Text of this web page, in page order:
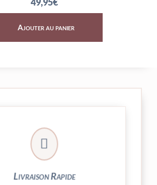
Ajouter au panier

Livraison Rapide
Votre commande est expédiée sous
24/48h et livrée par Colissimo.